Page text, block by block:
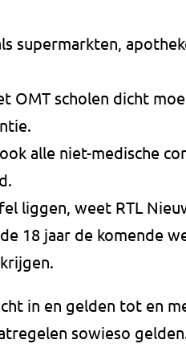
supermarkten,
OMT scholen dicht
alle niet-medische
liggen, weet RTL
18 jaar de komende
in en gelden tot en
sowieso